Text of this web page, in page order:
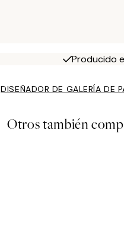
Producido
DISEÑADOR DE GALERÍA DE
Otros también